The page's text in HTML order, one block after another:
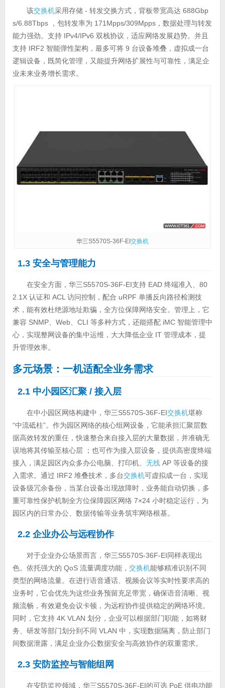
该交换机采用存储 - 转发交换方式，背板带宽高达 688Gbp
s/6.88Tbps ，包转发率为 171Mpps/309Mpps，数据处理与转发
能力强劲。支持 IPv4/IPv6 双栈协议，适应网络发展趋势。并且
支持 IRF2 智能弹性架构，最多可将 9 台设备堆叠，虚拟成一台
逻辑设备，既简化管理，又能提升网络扩展性与可靠性，满足企
业未来业务增长需求。
华三S5570S-36F-EI交换机
1.3 安全与管理能力
在安全方面，华三S5570S-36F-EI支持 EAD 终端准入、80
2.1X 认证和 ACL 访问控制，配合 uRPF 单播反向路径检测技
术，能有效杜绝源地址欺骗，全方位保障网络安全。管理上，它
兼容 SNMP、Web、CLI 等多种方式，还能搭配 iMC 智能管理中
心，实现整网设备的集中运维，大大降低企业 IT 管理成本，提
升管理效率。
多元场景：一机适配全业务需求
2.1 中小园区汇聚 / 接入层
在中小园区网络构建中，华三S5570S-36F-EI交换机堪称
“中流砥柱”。作为园区网络的核心组网设备，它能承担汇聚层数
据高效转发的重任，快速整合来自接入层的大量数据，并准确无
误地将其传输至核心层 ；也可作为接入层设备，提供高密度终端
接入，满足园区内众多办公电脑、打印机、 无线AP 等设备的接
入需求。通过 IRF2 堆叠技术，多台交换机可虚拟成一台，实现
设备级冗余备份，当某台设备出现故障时，业务能自动切换，多
重可靠性保护机制全方位保障园区网络 7×24 小时稳定运行，为
园区内的日常办公、数据传输等业务筑牢网络根基。
2.2 企业办公与远程协作
对于企业办公场景而言，华三S5570S-36F-EI同样表现出
色。依托强大的 QoS 流量调度功能， 交换机能够精准识别不同
类型的网络流量。在进行语音通话、视频会议等实时性要求高的
业务时，它会优先为这些业务预留充足带宽，确保语音清晰、视
频流畅，有效避免会议卡顿，为远程协作提供稳定的网络环境。
同时，它支持 4K VLAN 划分，企业可以根据部门职能，如将财
务、研发等部门划分到不同 VLAN 中，实现数据隔离，防止部门
间数据泄露，满足企业办公数据安全与高效协作的双重需求。
2.3 安防监控与智能组网
在安防监控领域，华三S5570S-36F-EI的可选 PoE 供电功能